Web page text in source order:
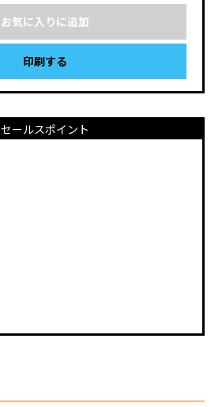
お気に入りに追加
印刷する
セールスポイント